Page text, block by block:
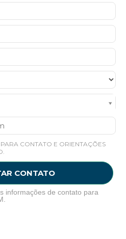
CONTATO E ORIENTAÇÕES
CONTATO
informações de contato para